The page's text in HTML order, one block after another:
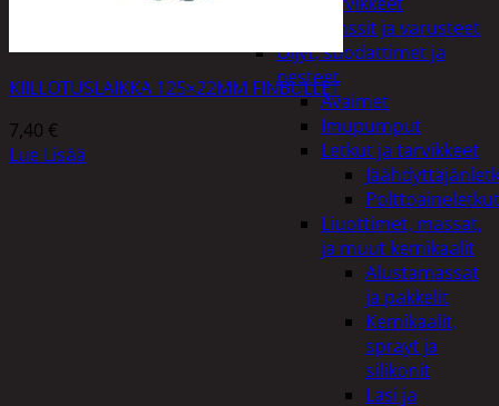
Vinssit ja varusteet
Öljyt, suodattimet ja
nesteet
Avaimet
Imupumput
Letkut ja tarvikkeet
Polttoaineletkut
Liuottimet, massat,
ja muut kemikaalit
Alustamassat
ja pakkelit
Kemikaalit,
sprayt ja
silikonit
Lasi ja
KIILLOTUSLAIKKA 125×22MM FINBULLET
7,40 €
Lue Lisää